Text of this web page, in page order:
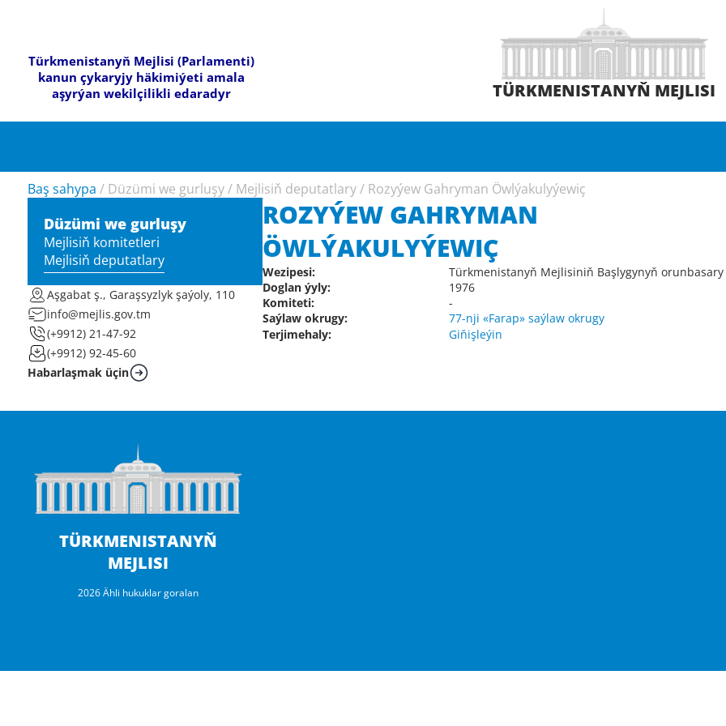
Türkmenistanyň Mejlisi (Parlamenti)
kanun çykaryjy häkimiýeti amala
aşyrýan wekilçilikli edaradyr
TÜRKMENISTANYŇ MEJLISI
Baş sahypa / Düzümi we gurluşy / Mejlisiň deputatlary / Rozyýew Gahryman Öwlýakulyýewiç
Düzümi we gurluşy
Mejlisiň komitetleri
Mejlisiň deputatlary
Aşgabat ş., Garaşsyzlyk şaýoly, 110
info@mejlis.gov.tm
(+9912) 21-47-92
(+9912) 92-45-60
Habarlaşmak üçin
ROZYÝEW GAHRYMAN
ÖWLÝAKULYÝEWIÇ
Wezipesi:
Türkmenistanyň Mejlisiniň Başlygynyň orunbasary
Doglan ýyly:
1976
Komiteti:
-
Saýlaw okrugy:
77-nji «Farap» saýlaw okrugy
Terjimehaly:
Giňişleýin
TÜRKMENISTANYŇ
MEJLISI
2026 Ähli hukuklar goralan